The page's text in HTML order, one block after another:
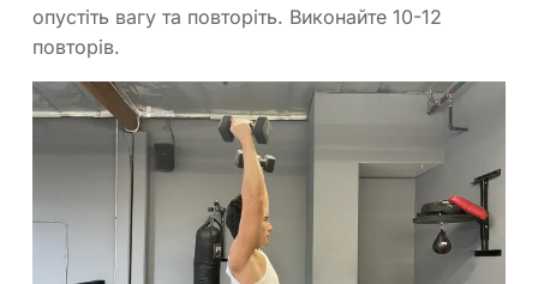
опустіть вагу та повторіть. Виконайте 10-12
повторів.